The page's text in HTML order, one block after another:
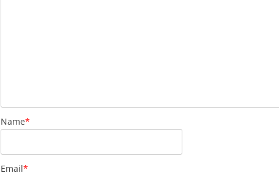
Name*
Email*